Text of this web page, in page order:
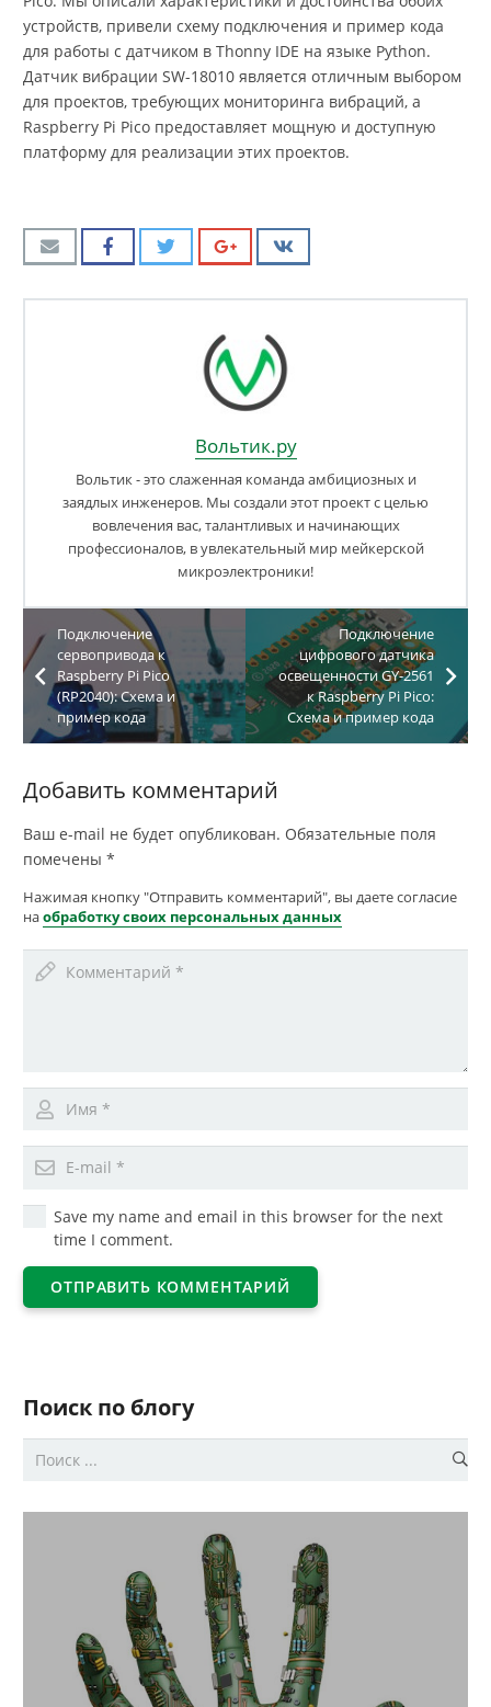
устройств, привели схему подключения и пример кода
для работы с датчиком в Thonny IDE на языке Python.
Датчик вибрации SW-18010 является отличным выбором
для проектов, требующих мониторинга вибраций, а
Raspberry Pi Pico предоставляет мощную и доступную
платформу для реализации этих проектов.
Вольтик.ру
Вольтик - это слаженная команда амбициозных и
заядлых инженеров. Мы создали этот проект с целью
вовлечения вас, талантливых и начинающих
профессионалов, в увлекательный мир мейкерской
микроэлектроники!
Подключение
сервопривода к
Raspberry Pi Pico
(RP2040): Схема и
пример кода
Подключение
цифрового датчика
освещенности GY-2561
к Raspberry Pi Pico:
Схема и пример кода
Добавить комментарий
Ваш e-mail не будет опубликован. Обязательные поля
помечены *
Нажимая кнопку "Отправить комментарий", вы даете согласие
наобработку своих персональных данных
Save my name and email in this browser for the next
time I comment.
ОТПРАВИТЬ КОММЕНТАРИЙ
Поиск по блогу